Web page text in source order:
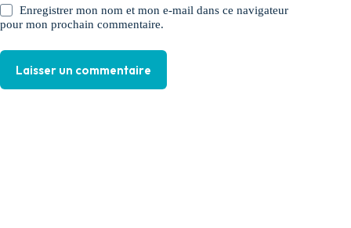
Enregistrer mon nom et mon e-mail dans ce navigateur
pour mon prochain commentaire.
Laisser un commentaire